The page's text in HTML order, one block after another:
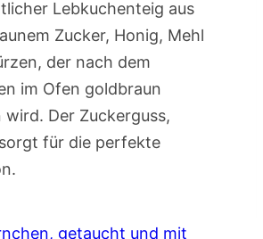
Lebkuchenteig aus
Zucker, Honig, Mehl
der nach dem
im Ofen goldbraun
wird. Der Zuckerguss,
für die perfekte